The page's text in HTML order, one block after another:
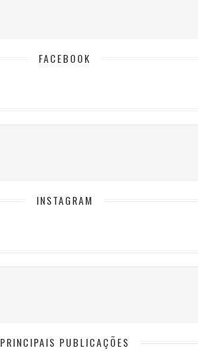
FACEBOOK
INSTAGRAM
PRINCIPAIS PUBLICAÇÕES